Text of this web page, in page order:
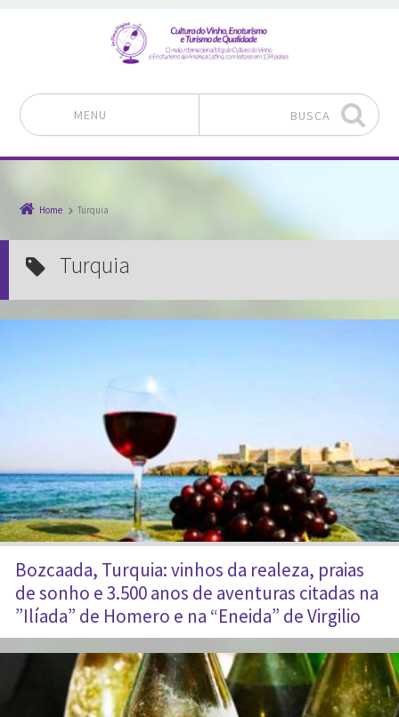
MENU BUSCA
Home Turquia
Turquia
Bozcaada, Turquia: vinhos da realeza, praias
de sonho e 3.500 anos de aventuras citadas na
”Ilíada” de Homero e na “Eneida” de Virgilio